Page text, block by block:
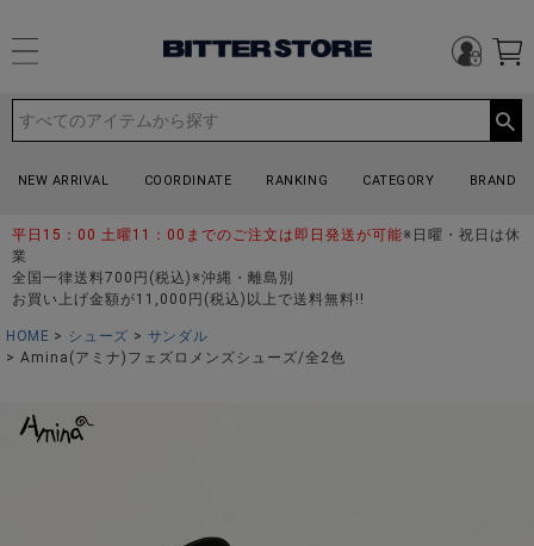
NEW ARRIVAL COORDINATE RANKING CATEGORY BRAND
平日15：00 土曜11：00までのご注文は即日発送が可能※日曜・祝日は休
業
全国一律送料700円(税込)※沖縄・離島別
お買い上げ金額が11,000円(税込)以上で送料無料!!
HOME シューズ
サンダル
Amina(アミナ)フェズロメンズシューズ/全2色